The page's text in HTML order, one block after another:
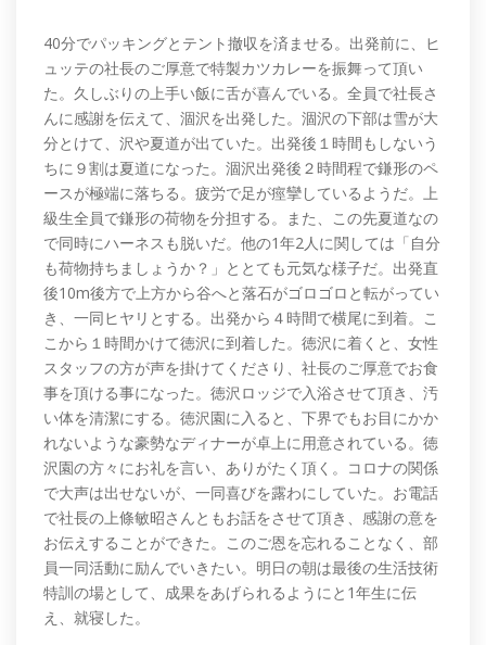
40分でパッキングとテント撤収を済ませる。出発前に、ヒ
ュッテの社長のご厚意で特製カツカレーを振舞って頂い
た。久しぶりの上手い飯に舌が喜んでいる。全員で社長さ
んに感謝を伝えて、涸沢を出発した。涸沢の下部は雪が大
分とけて、沢や夏道が出ていた。出発後１時間もしないう
ちに９割は夏道になった。涸沢出発後２時間程で鎌形のペ
ースが極端に落ちる。疲労で足が痙攣しているようだ。上
級生全員で鎌形の荷物を分担する。また、この先夏道なの
で同時にハーネスも脱いだ。他の1年2人に関しては「自分
も荷物持ちましょうか？」ととても元気な様子だ。出発直
後10m後方で上方から谷へと落石がゴロゴロと転がってい
き、一同ヒヤリとする。出発から４時間で横尾に到着。こ
こから１時間かけて徳沢に到着した。徳沢に着くと、女性
スタッフの方が声を掛けてくださり、社長のご厚意でお食
事を頂ける事になった。徳沢ロッジで入浴させて頂き、汚
い体を清潔にする。徳沢園に入ると、下界でもお目にかか
れないような豪勢なディナーが卓上に用意されている。徳
沢園の方々にお礼を言い、ありがたく頂く。コロナの関係
で大声は出せないが、一同喜びを露わにしていた。お電話
で社長の上條敏昭さんともお話をさせて頂き、感謝の意を
お伝えすることができた。このご恩を忘れることなく、部
員一同活動に励んでいきたい。明日の朝は最後の生活技術
特訓の場として、成果をあげられるようにと1年生に伝
え、就寝した。